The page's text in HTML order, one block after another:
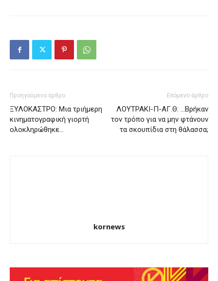
Προηγούμενο άρθρο
ΞΥΛΟΚΑΣΤΡΟ: Μια τριήμερη
κινηματογραφική γιορτή
ολοκληρώθηκε…
Επόμενο άρθρο
ΛΟΥΤΡΑΚΙ-Π-ΑΓ.Θ: …Βρήκαν
τον τρόπο για να μην φτάνουν
τα σκουπίδια στη θάλασσα;
kornews